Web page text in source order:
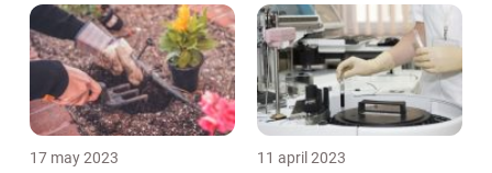
17 may 2023 11 april 2023